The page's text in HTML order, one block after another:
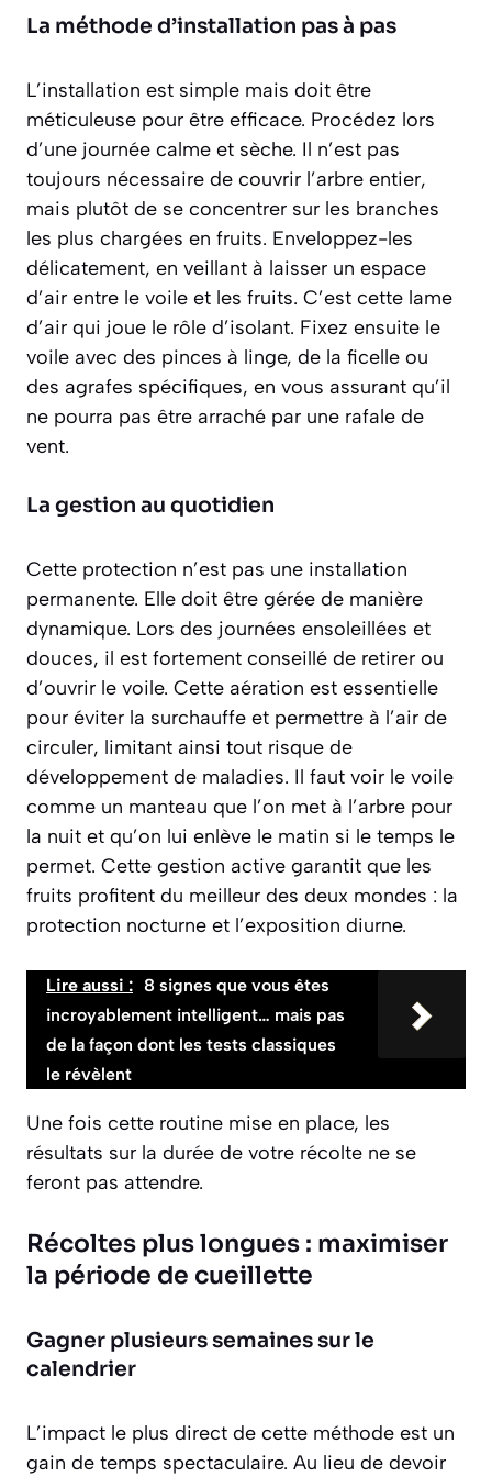
La méthode d’installation pas à pas
L’installation est simple mais doit être
méticuleuse pour être efficace. Procédez lors
d’une journée calme et sèche. Il n’est pas
toujours nécessaire de couvrir l’arbre entier,
mais plutôt de se concentrer sur les branches
les plus chargées en fruits. Enveloppez-les
délicatement, en veillant à laisser un espace
d’air entre le voile et les fruits. C’est cette lame
d’air qui joue le rôle d’isolant. Fixez ensuite le
voile avec des pinces à linge, de la ficelle ou
des agrafes spécifiques, en vous assurant qu’il
ne pourra pas être arraché par une rafale de
vent.
La gestion au quotidien
Cette protection n’est pas une installation
permanente. Elle doit être gérée de manière
dynamique. Lors des journées ensoleillées et
douces, il est fortement conseillé de retirer ou
d’ouvrir le voile. Cette aération est essentielle
pour éviter la surchauffe et permettre à l’air de
circuler, limitant ainsi tout risque de
développement de maladies. Il faut voir le voile
comme un manteau que l’on met à l’arbre pour
la nuit et qu’on lui enlève le matin si le temps le
permet. Cette gestion active garantit que les
fruits profitent du meilleur des deux mondes : la
protection nocturne et l’exposition diurne.
Lire aussi : 8 signes que vous êtes
incroyablement intelligent… mais pas
de la façon dont les tests classiques
le révèlent
Une fois cette routine mise en place, les
résultats sur la durée de votre récolte ne se
feront pas attendre.
Récoltes plus longues : maximiser
la période de cueillette
Gagner plusieurs semaines sur le
calendrier
L’impact le plus direct de cette méthode est un
gain de temps spectaculaire. Au lieu de devoir